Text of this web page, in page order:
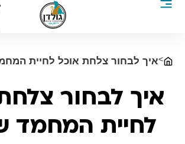
>איך לבחור צלחת אוכל לחיית
איך לבחור
לחיית המחמד